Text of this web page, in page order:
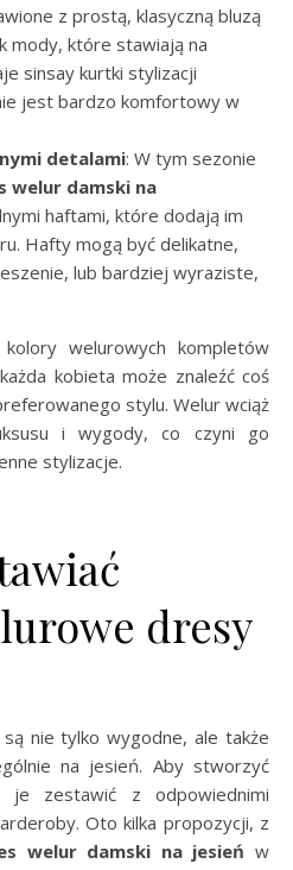
z prostą, klasyczną bluzą
mody, które stawiają na
sinsay kurtki stylizacji
jest bardzo komfortowy w
detalami: W tym sezonie
welur damski na
haftami, które dodają im
Hafty mogą być delikatne,
lub bardziej wyraziste,
welurowych kompletów
kobieta może znaleźć coś
stylu. Welur wciąż
i wygody, co czyni go
stylizacje.
dresy
nie tylko wygodne, ale także
na jesień. Aby stworzyć
je zestawić z odpowiednimi
Oto kilka propozycji, z
welur damski na jesień w